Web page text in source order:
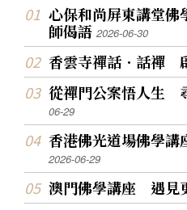
心保和尚屏東講堂
師偈語2026-06-30
香雲寺禪話．話禪
從禪門公案悟人生
06-29
香港佛光道場佛學
2026-06-29
澳門佛學講座 遇見